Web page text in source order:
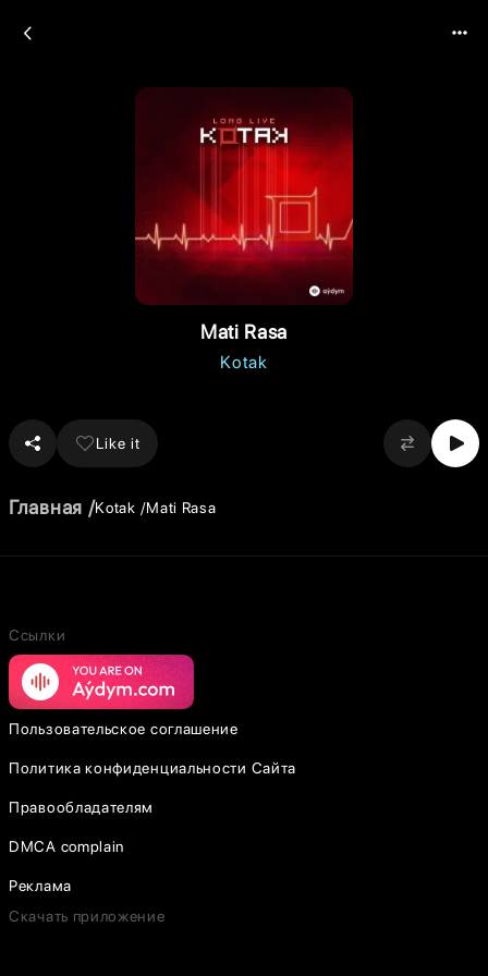
Mati Rasa
Kotak
Like it
Главная Kotak Mati Rasa
Ссылки
Пользовательское соглашение
Политика конфиденциальности Сайта
Правообладателям
DMCA complain
Реклама
Скачать приложение